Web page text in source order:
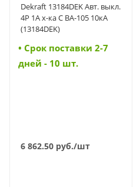
Dekraft 13184DEK Авт. выкл.
4P 1A х-ка C ВА-105 10кА
(13184DEK)
• Cрок поставки 2-7
дней - 10 шт.
6 862.50 руб./шт